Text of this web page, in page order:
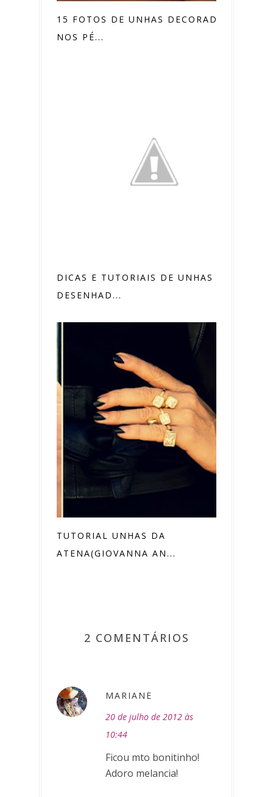
15 FOTOS DE UNHAS DECORADAS
NOS PÉ...
DICAS E TUTORIAIS DE UNHAS
DESENHAD...
TUTORIAL UNHAS DA
ATENA(GIOVANNA AN...
2 COMENTÁRIOS
MARIANE
20 de julho de 2012 às
10:44
Ficou mto bonitinho!
Adoro melancia!